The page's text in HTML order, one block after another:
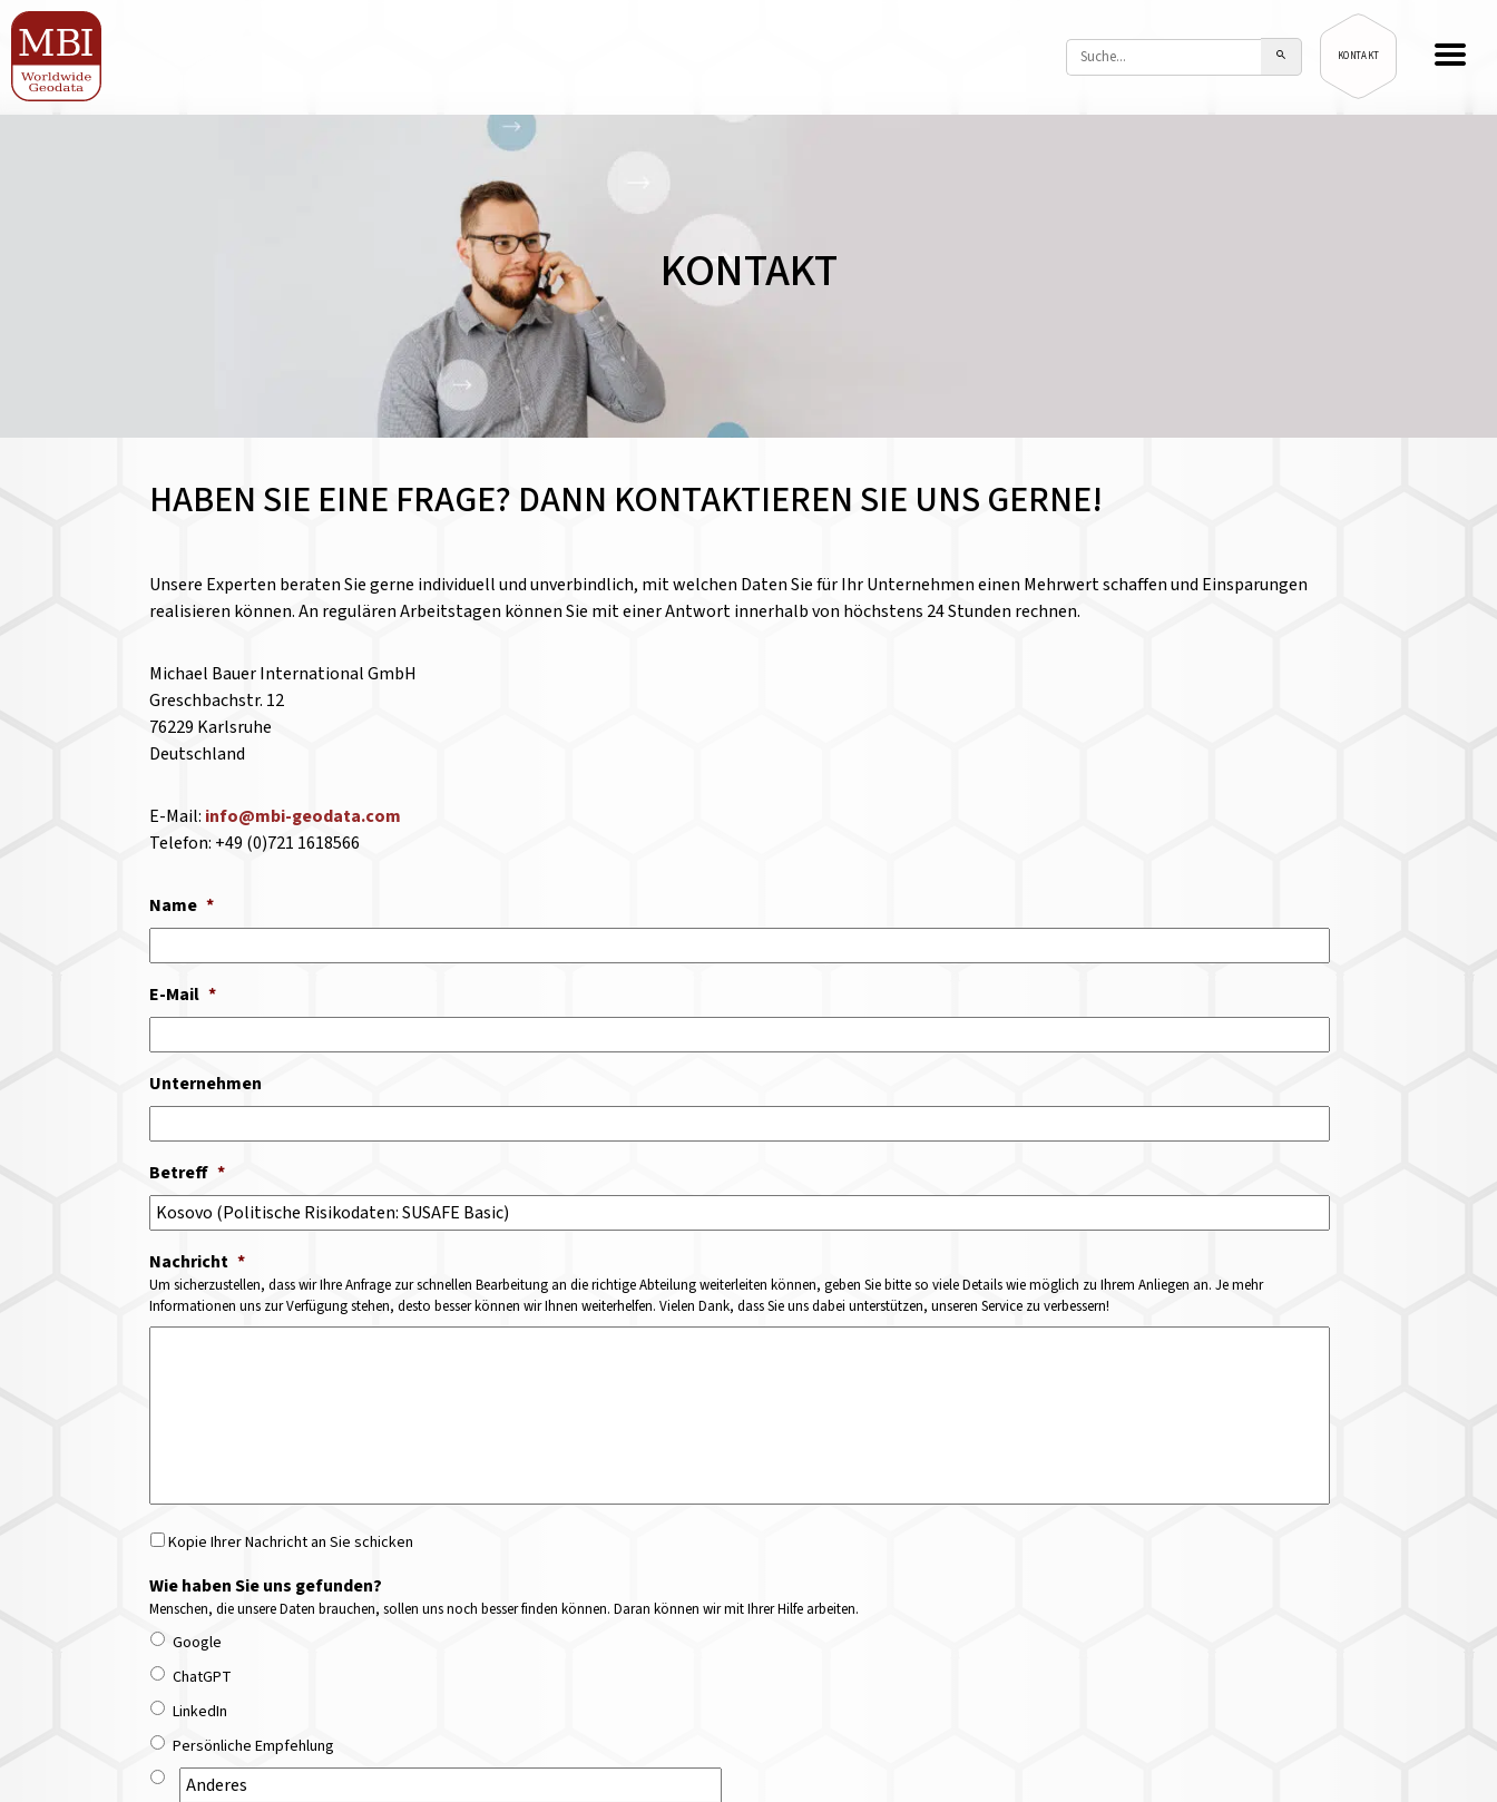
KONTAKT
KONTAKT
HABEN SIE EINE FRAGE? DANN KONTAKTIEREN SIE UNS GERNE!
Unsere Experten beraten Sie gerne individuell und unverbindlich, mit welchen Daten Sie für Ihr Unternehmen einen Mehrwert schaffen und Einsparungen
realisieren können. An regulären Arbeitstagen können Sie mit einer Antwort innerhalb von höchstens 24 Stunden rechnen.
Michael Bauer International GmbH
Greschbachstr. 12
76229 Karlsruhe
Deutschland
E-Mail: info@mbi-geodata.com
Telefon: +49 (0)721 1618566
Name *
E-Mail *
Unternehmen
Betreff *
Nachricht *
Um sicherzustellen, dass wir Ihre Anfrage zur schnellen Bearbeitung an die richtige Abteilung weiterleiten können, geben Sie bitte so viele Details wie möglich zu Ihrem Anliegen an. Je mehr
Informationen uns zur Verfügung stehen, desto besser können wir Ihnen weiterhelfen. Vielen Dank, dass Sie uns dabei unterstützen, unseren Service zu verbessern!
Kopie Ihrer Nachricht an Sie schicken
Wie haben Sie uns gefunden?
Menschen, die unsere Daten brauchen, sollen uns noch besser finden können. Daran können wir mit Ihrer Hilfe arbeiten.
Google
ChatGPT
LinkedIn
Persönliche Empfehlung